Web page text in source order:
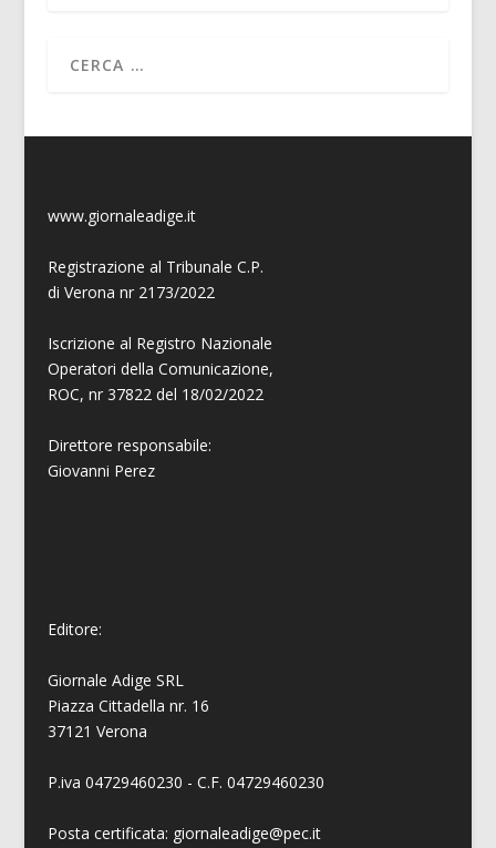
www.giornaleadige.it
Registrazione al Tribunale C.P.
di Verona nr 2173/2022
Iscrizione al Registro Nazionale
Operatori della Comunicazione,
ROC, nr 37822 del 18/02/2022
Direttore responsabile:
Giovanni Perez
Editore:
Giornale Adige SRL
Piazza Cittadella nr. 16
37121 Verona
P.iva 04729460230 - C.F. 04729460230
Posta certificata: giornaleadige@pec.it